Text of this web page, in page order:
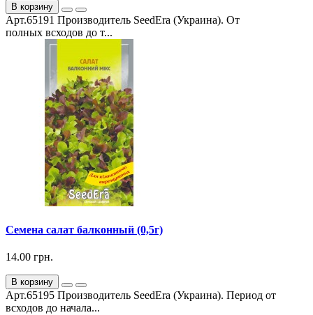
В корзину
Арт.65191 Производитель SeedEra (Украина). От
полных всходов до т...
Семена салат балконный (0,5г)
14.00 грн.
В корзину
Арт.65195 Производитель SeedEra (Украина). Период от
всходов до начала...